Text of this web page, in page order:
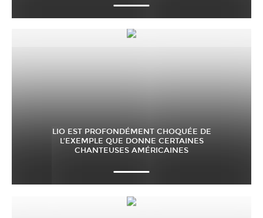
LIO EST PROFONDÉMENT CHOQUÉE DE
L’EXEMPLE QUE DONNE CERTAINES
CHANTEUSES AMÉRICAINES